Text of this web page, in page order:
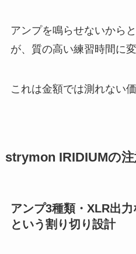
アンプを鳴らせないから
が、質の高い練習時間に変
これは金額では測れない価
strymon IRIDIUMの
アンプ3種類・XLR出
という割り切り設計